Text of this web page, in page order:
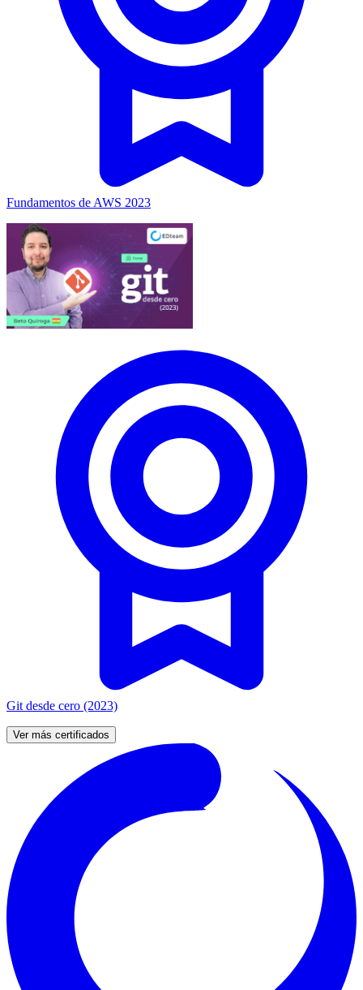
Fundamentos de AWS 2023
Git desde cero (2023)
Ver más certificados